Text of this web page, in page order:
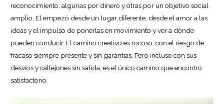
reconocimiento, algunas por dinero y otras por un objetivo social
amplio. El empezó desde un lugar diferente, desde el amor a las
ideas y el impulso de ponerlas en movimiento y ver a dónde
pueden conducir. El camino creativo es rocoso, con el riesgo de
fracaso siempre presente y sin garantías. Pero incluso con sus
desvíos y callejones sin salida, es el único camino que encontró
satisfactorio.